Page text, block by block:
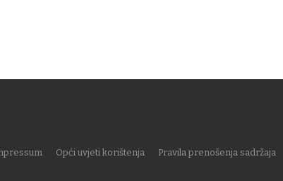
Opći uvjeti korištenja Pravila prenošenja sadržaja